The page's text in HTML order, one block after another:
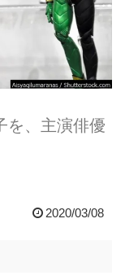
を、主演俳優
2020/03/08